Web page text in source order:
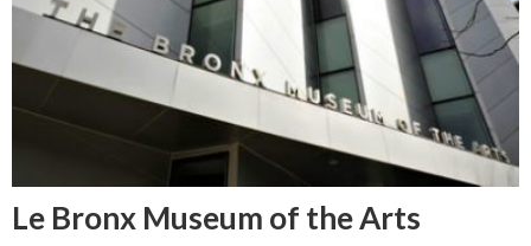
Le Bronx Museum of the Arts